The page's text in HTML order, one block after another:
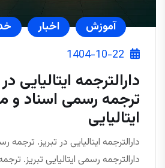
آموزش اخبار
1404-10-22
دارالترجمه ایتالیایی
ترجمه رسمی اسناد و
ایتالیایی
دارالترجمه ایتالیایی در تبریز. ترجمه
دارالترجمه رسمی ایتالیایی تبریز.